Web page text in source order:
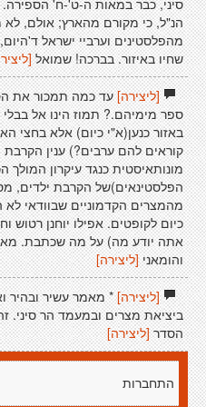
סיני, כבר במאות ה-ט'-ח'
הנ"ל, כי מקורם מהארץ; אולם,
מהפלסטינים וערביי ישראל
שחיו באיזור. בברכה! שמואל
[ליצירה]עד כמה תמכור את
ספר מימיהם.? תמוז הינו אל בבלי
באזור כנען(א"י כיום) אלא בחצי
קוראים להם ערבים?) ענין
מונותאיסטית כנגד עיקרון המולך
הפלסטינאים)של הקרבת ילדים,
מהמצרים הקדמוניים שבוודאי לא
כיום לקופטים. אפילו יוחנן רטוש
אתה יודע מה) על מה שכתבת.
והומאני[ליצירה]
[ליצירה]* מאמר עשיר ובהיר
ביציאת מצרים ובמעמד הר סיני.
הסדר [ליצירה]
התחברות